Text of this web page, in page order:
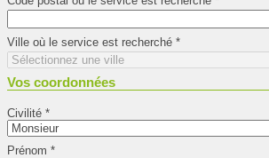
Ville où le service est recherché*
Vos coordonnées
Civilité*
Prénom*